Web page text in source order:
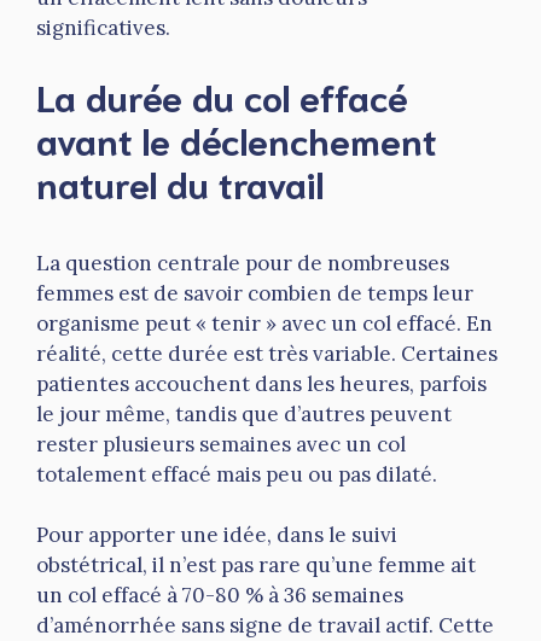
significatives.
La durée du col effacé
avant le déclenchement
naturel du travail
La question centrale pour de nombreuses
femmes est de savoir combien de temps leur
organisme peut « tenir » avec un col effacé. En
réalité, cette durée est très variable. Certaines
patientes accouchent dans les heures, parfois
le jour même, tandis que d’autres peuvent
rester plusieurs semaines avec un col
totalement effacé mais peu ou pas dilaté.
Pour apporter une idée, dans le suivi
obstétrical, il n’est pas rare qu’une femme ait
un col effacé à 70-80 % à 36 semaines
d’aménorrhée sans signe de travail actif. Cette